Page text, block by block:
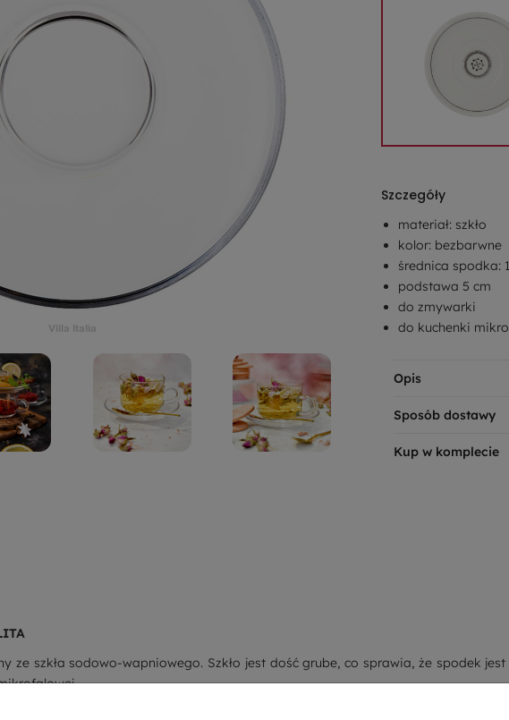
Szczegóły
materiał: szkło
kolor: bezbarwne
średnica spodka:
podstawa 5 cm
do zmywarki
do kuchenki
Opis
Sposób dostawy
Kup w komplecie
ze szkła sodowo-wapniowego. Szkło jest dość grube, co sprawia, że spodek